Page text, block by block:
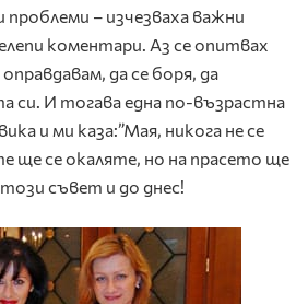
проблеми – изчезваха важни
коментари. Аз се опитвах
да се боря, да
си. И тогава една по-възрастна
и ми каза:”Мая, никога не се
ще се окаляте, но на прасето ще
този съвет и до днес!